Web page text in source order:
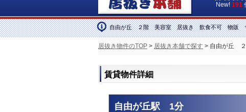
New! 191
自由が丘 ２階 美容室 居抜き 飲食不可 物販 サ
居抜き物件のTOP > 居抜き本舗で探す > 自由が丘
賃貸物件詳細
自由が丘駅 1分